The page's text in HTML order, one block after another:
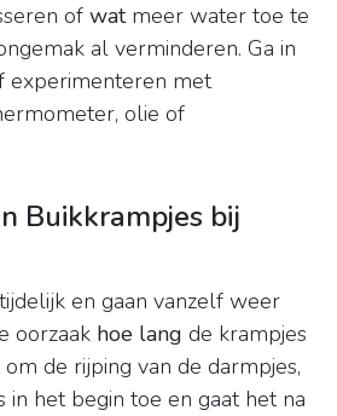
of watmeer water toe te
al verminderen. Ga in
experimenteren met
olie of
Buikkrampjes bij
en gaan vanzelf weer
oorzaak hoe lang de krampjes
de rijping van de darmpjes,
in het begin toe en gaat het na